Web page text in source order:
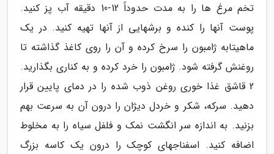
تخم مرغ ها را به مدت حدوداً 12-10 دقیقه آب پز کنید.
پوست آنها را کنده و برشهایی از آنها تهیه کنید. در یک
ماهیتابه ژامبون را سرخ کرده و آن را روی کاغذ گذاشته تا
روغنش گرفته شود. ژامبون را خرد کرده و به کناری بگذارید.
2 قاشق غذا خوری روغن ذوب شده را در دمای پایین قرار
دهید. سرکه، شکر و خردل دیژان را درون آن به سرعت بهم
بزنید. به اندازه سر انگشت نمک و فلفل سیاه را به مخلوط
اضافه کنید. اسفناجهای کوچک را درون یک کاسه بزرگ